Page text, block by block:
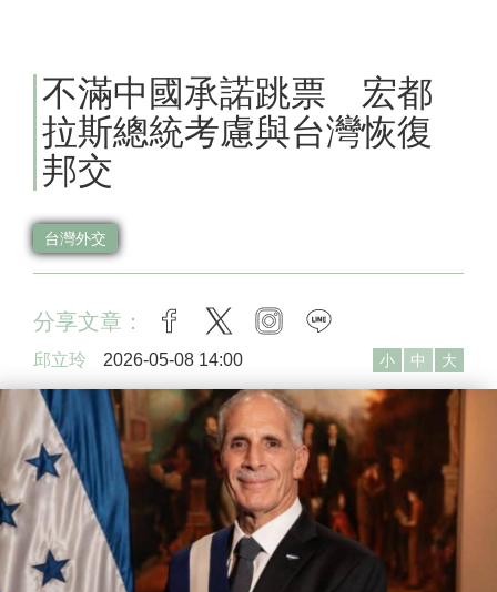
不滿中國承諾跳票 宏都
拉斯總統考慮與台灣恢復
邦交
台灣外交
分享文章： facebook
twitter instagram
邱立玲 2026-05-08 14:00 小 中 大